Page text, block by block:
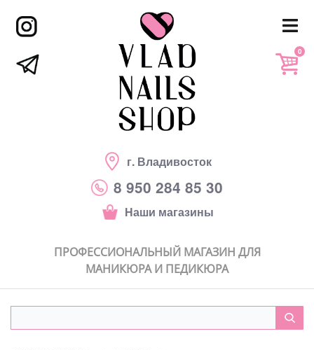
г. Владивосток
8 950 284 85 30
Наши магазины
0
ПРОФЕССИОНАЛЬНЫЙ МАГАЗИН ДЛЯ
МАНИКЮРА И ПЕДИКЮРА